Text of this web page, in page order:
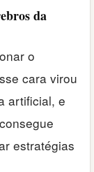
da
o
cara virou
artificial, e
estratégias